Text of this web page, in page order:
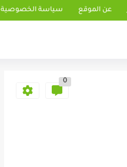
عن الموقع سياسة الخصوصية
0